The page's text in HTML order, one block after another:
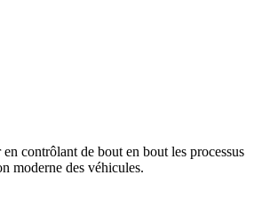
contrôlant de bout en bout les processus
moderne des véhicules.